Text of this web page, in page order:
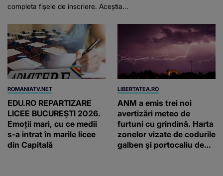
completa fișele de înscriere. Aceștia...
ROMANIATV.NET
EDU.RO REPARTIZARE
LICEE BUCUREŞTI 2026.
Emoţii mari, cu ce medii
s-a intrat în marile licee
din Capitală
LIBERTATEA.RO
ANM a emis trei noi
avertizări meteo de
furtuni cu grindină. Harta
zonelor vizate de codurile
galben și portocaliu de